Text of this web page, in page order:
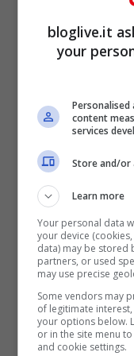
La multa
Fashion
Federico Lauri
(Instagram)
L’hair stylist è
bloglive.it
your
content
services
Store and/or
Learn more
Your personal data
your device
data) may be stored
partners, or used
may use precise
Some vendors may
of legitimate
your options below.
or in the site menu
and cookie settings.